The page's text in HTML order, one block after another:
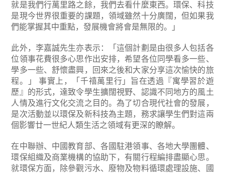
就是我們行萬里路之餘，我們去看什麼東西。環保、科技
是現今世界很重要的課題，領域雖然十分廣闊，但如果我
們能掌握其中重點，發展機會將會是無限的。」
此外，李嘉誠先生亦表示：「這個計劃是由很多人包括各
位領事花費很多心思作出安排，希望各位同學看多一些、
學多一些、舒懷盡興，回來之後和大家分享這次愉快的旅
程。」 事實上，「千禧萬里行」旨在透過『寓學習於遊
歷』的形式，達致令學生擴闊視野、認識不同地方的風土
人情及進行文化交流之目的。為了切合現代社會的發展，
是次活動並以環保及新科技為主題，務求讓學生們對這兩
個影響廿一世紀人類生活之領域有更深的瞭解。
在中聯辦、中國教育部、各國駐港領事、各地大學團體、
環保組織及商業機構的協助下，有關行程編排盡顯心思。
就環保方面，除參觀污水、廢物及物料循環處理設施、國